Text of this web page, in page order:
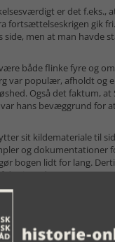
er det f.eks.,
fortsættelseskrigen gik
men at man havde
både flinke fyre og
var populær, afholdt og
Også det faktum, at
hans bevæggrund for
sit kildemateriale til
og dokumentationer
bogen lidt for lang.
citerede passager.
på det varmeste.